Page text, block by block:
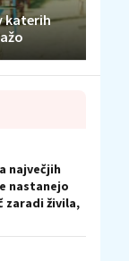
katerih
največjih
nastanejo
zaradi živila,